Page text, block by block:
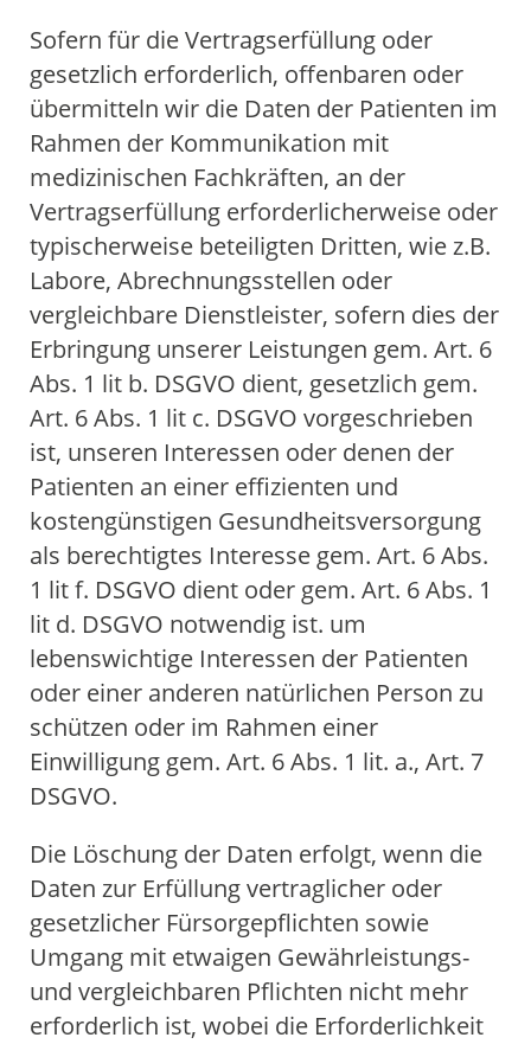
Akut Sprechstunde
Marienhospital Bottrop
Aktuelles
02041 106 1601
Sofern für die Vertragserfüllung oder
gesetzlich erforderlich, offenbaren oder
übermitteln wir die Daten der Patienten im
Rahmen der Kommunikation mit
medizinischen Fachkräften, an der
Vertragserfüllung erforderlicherweise oder
typischerweise beteiligten Dritten, wie z.B.
Labore, Abrechnungsstellen oder
vergleichbare Dienstleister, sofern dies der
Erbringung unserer Leistungen gem. Art. 6
Abs. 1 lit b. DSGVO dient, gesetzlich gem.
Art. 6 Abs. 1 lit c. DSGVO vorgeschrieben
ist, unseren Interessen oder denen der
Patienten an einer effizienten und
kostengünstigen Gesundheitsversorgung
als berechtigtes Interesse gem. Art. 6 Abs.
1 lit f. DSGVO dient oder gem. Art. 6 Abs. 1
lit d. DSGVO notwendig ist. um
lebenswichtige Interessen der Patienten
oder einer anderen natürlichen Person zu
schützen oder im Rahmen einer
Einwilligung gem. Art. 6 Abs. 1 lit. a., Art. 7
DSGVO.
Die Löschung der Daten erfolgt, wenn die
Daten zur Erfüllung vertraglicher oder
gesetzlicher Fürsorgepflichten sowie
Umgang mit etwaigen Gewährleistungs-
und vergleichbaren Pflichten nicht mehr
erforderlich ist, wobei die Erforderlichkeit